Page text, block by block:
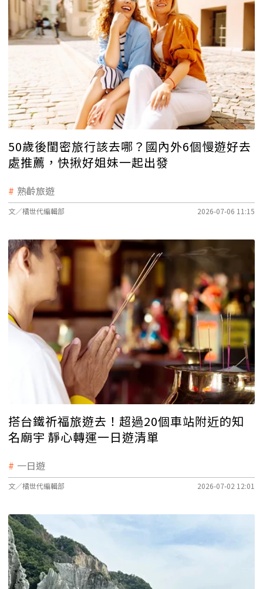
50歲後閨密旅行該去哪？國內外6個慢遊好去
處推薦，快揪好姐妹一起出發
熟齡旅遊
文／橘世代編輯部 2026-07-06 11:15
搭台鐵祈福旅遊去！超過20個車站附近的知
名廟宇 靜心轉運一日遊清單
一日遊
文／橘世代編輯部 2026-07-02 12:01